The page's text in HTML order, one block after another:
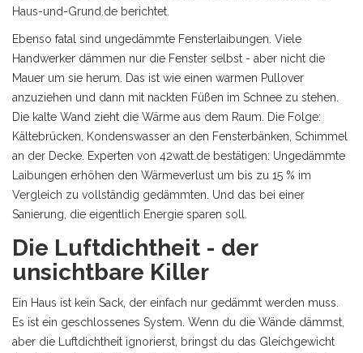
Haus-und-Grund.de berichtet.
Ebenso fatal sind ungedämmte Fensterlaibungen. Viele
Handwerker dämmen nur die Fenster selbst - aber nicht die
Mauer um sie herum. Das ist wie einen warmen Pullover
anzuziehen und dann mit nackten Füßen im Schnee zu stehen.
Die kalte Wand zieht die Wärme aus dem Raum. Die Folge:
Kältebrücken, Kondenswasser an den Fensterbänken, Schimmel
an der Decke. Experten von 42watt.de bestätigen: Ungedämmte
Laibungen erhöhen den Wärmeverlust um bis zu 15 % im
Vergleich zu vollständig gedämmten. Und das bei einer
Sanierung, die eigentlich Energie sparen soll.
Die Luftdichtheit - der
unsichtbare Killer
Ein Haus ist kein Sack, der einfach nur gedämmt werden muss.
Es ist ein geschlossenes System. Wenn du die Wände dämmst,
aber die Luftdichtheit ignorierst, bringst du das Gleichgewicht